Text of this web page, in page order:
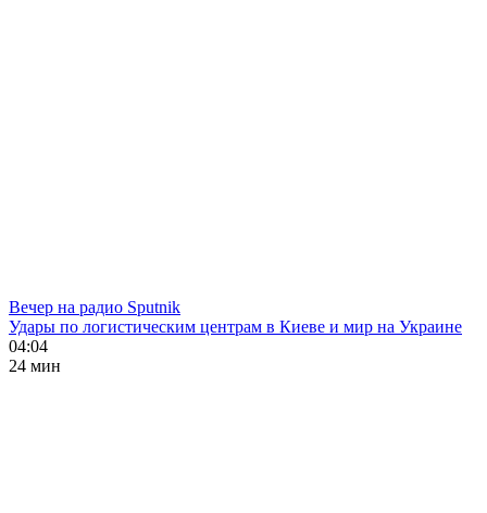
Вечер на радио Sputnik
Удары по логистическим центрам в Киеве и мир на Украине
04:04
24 мин